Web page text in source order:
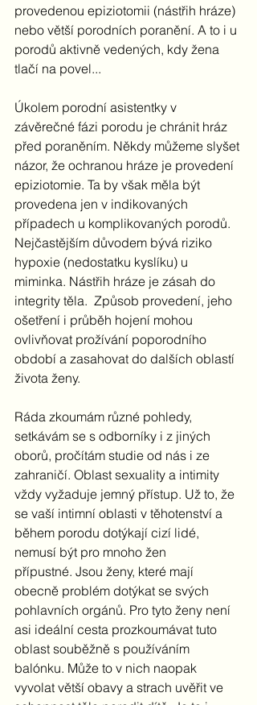
provedenou epiziotomii (nástřih hráze)
nebo větší porodních poranění. A to i u
porodů aktivně vedených, kdy žena
tlačí na povel...
Úkolem porodní asistentky v
závěrečné fázi porodu je chránit hráz
před poraněním. Někdy můžeme slyšet
názor, že ochranou hráze je provedení
epiziotomie. Ta by však měla být
provedena jen v indikovaných
případech u komplikovaných porodů.
Nejčastějším důvodem bývá riziko
hypoxie (nedostatku kyslíku) u
miminka. Nástřih hráze je zásah do
integrity těla.  Způsob provedení, jeho
ošetření i průběh hojení mohou
ovlivňovat prožívání poporodního
období a zasahovat do dalších oblastí
života ženy.
Ráda zkoumám různé pohledy,
setkávám se s odborníky i z jiných
oborů, pročítám studie od nás i ze
zahraničí. Oblast sexuality a intimity
vždy vyžaduje jemný přístup. Už to, že
se vaší intimní oblasti v těhotenství a
během porodu dotýkají cizí lidé,
nemusí být pro mnoho žen
přípustné. Jsou ženy, které mají
obecně problém dotýkat se svých
pohlavních orgánů. Pro tyto ženy není
asi ideální cesta prozkoumávat tuto
oblast souběžně s používáním
balónku. Může to v nich naopak
vyvolat větší obavy a strach uvěřit ve